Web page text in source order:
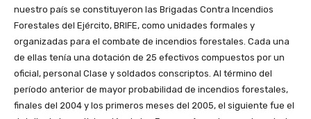
nuestro país se constituyeron las Brigadas Contra Incendios
Forestales del Ejército, BRIFE, como unidades formales y
organizadas para el combate de incendios forestales. Cada una
de ellas tenía una dotación de 25 efectivos compuestos por un
oficial, personal Clase y soldados conscriptos. Al término del
período anterior de mayor probabilidad de incendios forestales,
finales del 2004 y los primeros meses del 2005, el siguiente fue el